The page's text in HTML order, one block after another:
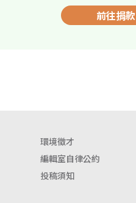
前往捐款
環境徵才
編輯室自律公約
投稿須知